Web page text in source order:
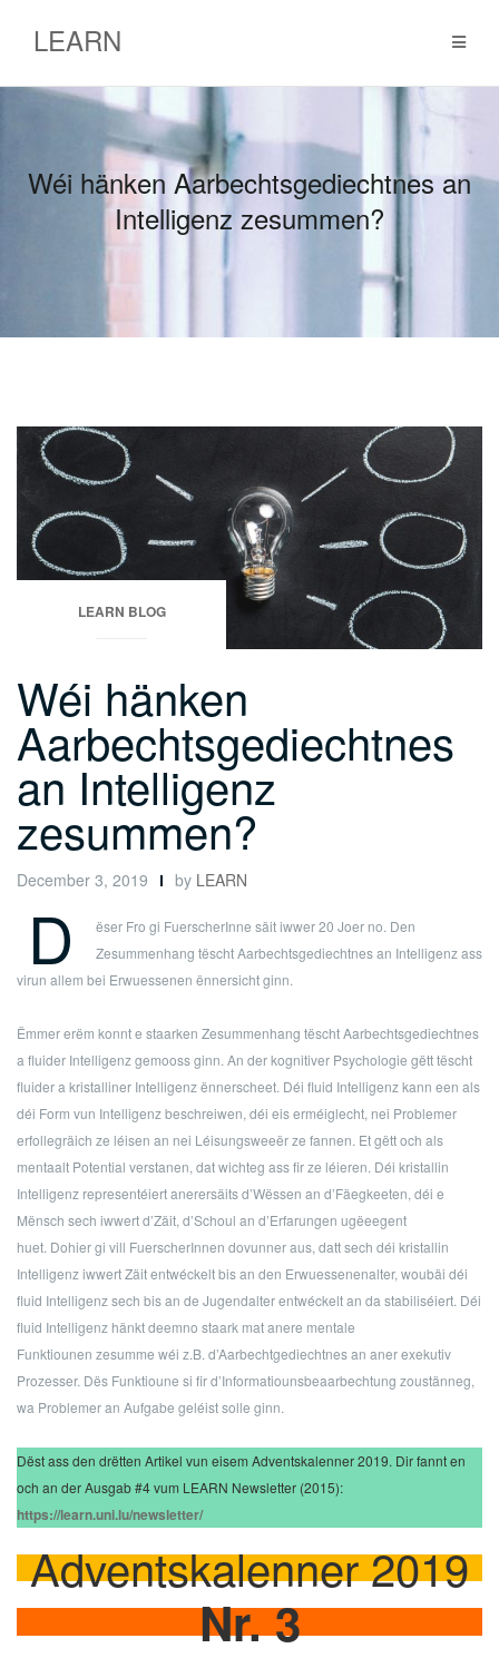
LEARN
Wéi hänken Aarbechtsgediechtnes an
Intelligenz zesummen?
LEARN BLOG
Wéi hänken
Aarbechtsgediechtnes
an Intelligenz
zesummen?
December 3, 2019 by LEARN
D
ëser Fro gi FuerscherInne säit iwwer 20 Joer no. Den
Zesummenhang tëscht Aarbechtsgediechtnes an Intelligenz ass
virun allem bei Erwuessenen ënnersicht ginn.
Ëmmer erëm konnt e staarken Zesummenhang tëscht Aarbechtsgediechtnes
a fluider Intelligenz gemooss ginn. An der kognitiver Psychologie gëtt tëscht
fluider a kristalliner Intelligenz ënnerscheet. Déi fluid Intelligenz kann een als
déi Form vun Intelligenz beschreiwen, déi eis erméiglecht, nei Problemer
erfollegräich ze léisen an nei Léisungsweeër ze fannen. Et gëtt och als
mentaalt Potential verstanen, dat wichteg ass fir ze léieren. Déi kristallin
Intelligenz representéiert anerersäits d’Wëssen an d’Fäegkeeten, déi e
Mënsch sech iwwert d’Zäit, d’Schoul an d’Erfarungen ugëeegent
huet. Dohier gi vill FuerscherInnen dovunner aus, datt sech déi kristallin
Intelligenz iwwert Zäit entwéckelt bis an den Erwuessenenalter, woubäi déi
fluid Intelligenz sech bis an de Jugendalter entwéckelt an da stabiliséiert. Déi
fluid Intelligenz hänkt deemno staark mat anere mentale
Funktiounen zesumme wéi z.B. d’Aarbechtgediechtnes an aner exekutiv
Prozesser. Dës Funktioune si fir d’Informatiounsbeaarbechtung zoustänneg,
wa Problemer an Aufgabe geléist solle ginn.
Dëst ass den drëtten Artikel vun eisem Adventskalenner 2019. Dir fannt en
och an der Ausgab #4 vum LEARN Newsletter (2015):
https://learn.uni.lu/newsletter/
Adventskalenner 2019
Nr. 3